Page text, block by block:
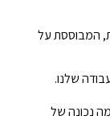
המבוססת על
שלנו.
נכונה של